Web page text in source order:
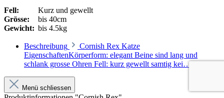
Fell:
Kurz und gewellt
Grösse:
bis 40cm
Gewicht: bis 4.5kg
Beschreibung
Cornish Rex Katze
EigenschaftenKörperform: elegant Beine sind lang und
schlank grosse Ohren Fell: kurz gewellt samtig kei…Mehr
Menü schliessen